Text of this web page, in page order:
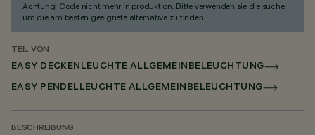
Achtung! Code nicht mehr in produktion. Bitte verwenden sie die suche,
um die am besten geeignete alternative zu finden.
TEIL VON
EASY DECKENLEUCHTE ALLGEMEINBELEUCHTUNG
EASY PENDELLEUCHTE ALLGEMEINBELEUCHTUNG
BESCHREIBUNG